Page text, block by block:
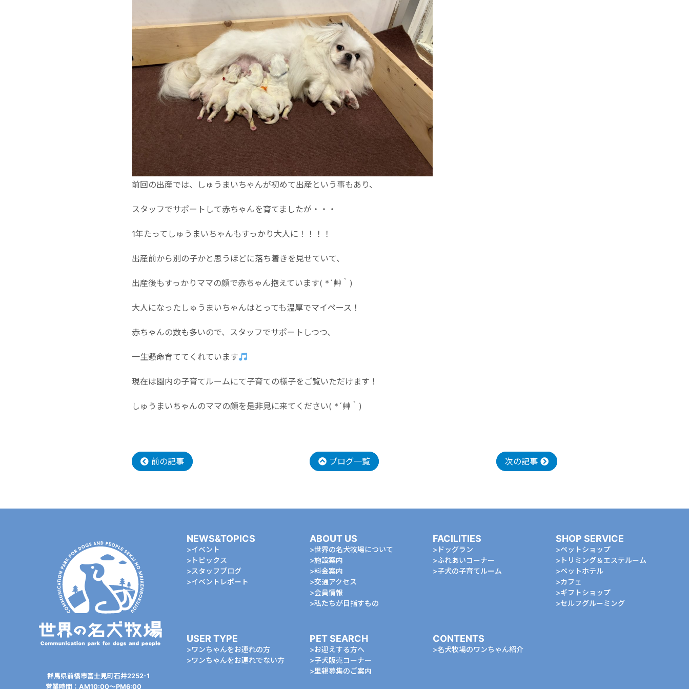
前回の出産では、しゅうまいちゃんが初めて出産という事もあり、
スタッフでサポートして赤ちゃんを育てましたが・・・
1年たってしゅうまいちゃんもすっかり大人に！！！！
出産前から別の子かと思うほどに落ち着きを見せていて、
出産後もすっかりママの顔で赤ちゃん抱えています( *´艸｀)
大人になったしゅうまいちゃんはとっても温厚でマイペース！
赤ちゃんの数も多いので、スタッフでサポートしつつ、
一生懸命育ててくれています
現在は園内の子育てルームにて子育ての様子をご覧いただけます！
しゅうまいちゃんのママの顔を是非見に来てください( *´艸｀)
前の記事 ブログ一覧 次の記事
群⾺県前橋市富⼠⾒町⽯井2252-1
営業時間：AM10:00〜PM6:00
NEWS&TOPICS
イベント
トピックス
スタッフブログ
イベントレポート
ABOUT US
世界の名犬牧場について
施設案内
料金案内
交通アクセス
会員情報
私たちが⽬指すもの
FACILITIES
ドッグラン
ふれあいコーナー
⼦⽝の⼦育てルーム
SHOP SERVICE
ペットショップ
トリミング＆エステルーム
ペットホテル
カフェ
ギフトショップ
セルフグルーミング
USER TYPE
ワンちゃんをお連れの⽅
ワンちゃんをお連れでない⽅
PET SEARCH
お迎えする⽅へ
⼦⽝販売コーナー
⾥親募集のご案内
CONTENTS
名⽝牧場のワンちゃん紹介